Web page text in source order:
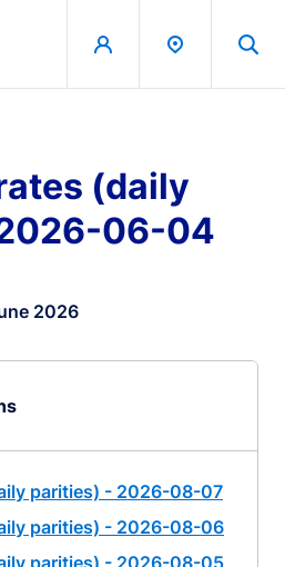
(daily
06-04
2026
parities) - 2026-08-07
parities) - 2026-08-06
parities) - 2026-08-05